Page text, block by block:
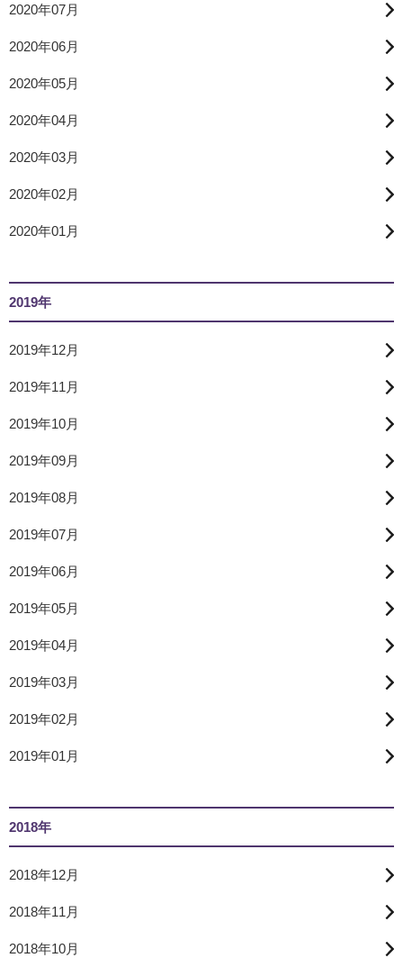
2020年07月
2020年06月
2020年05月
2020年04月
2020年03月
2020年02月
2020年01月
2019年
2019年12月
2019年11月
2019年10月
2019年09月
2019年08月
2019年07月
2019年06月
2019年05月
2019年04月
2019年03月
2019年02月
2019年01月
2018年
2018年12月
2018年11月
2018年10月